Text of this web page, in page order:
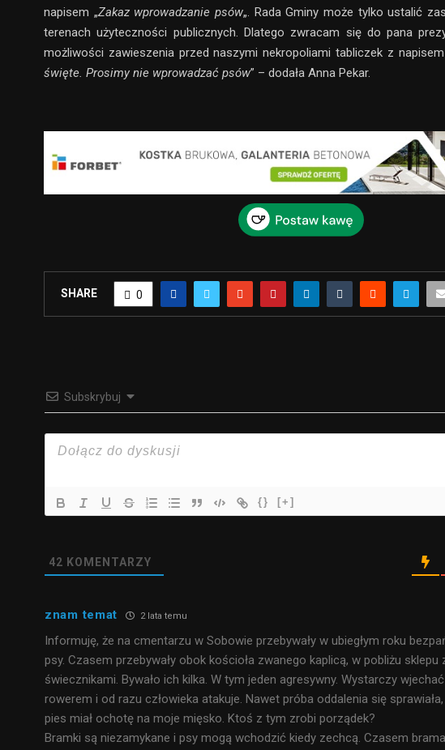
napisem „Zakaz wprowadzanie psów„. Rada Gminy może tylko ustalić
terenach użyteczności publicznych. Dlatego zwracam się do pana
możliwości zawieszenia przed naszymi nekropoliami tabliczek z napisem
święte. Prosimy nie wprowadzać psów” – dodała Anna Pekar.
SHARE 0
Subskrybuj
{} [+]
42 KOMENTARZY
znam temat 2 lata temu
Informuję, że na cmentarzu w Sobowie przebywały w ubiegłym roku
psy. Czasem przebywały obok kościoła zwanego kaplicą, w pobliżu sklepu
świecznikami. Bywało ich kilka. W tym jeden agresywny. Wystarczy wjechać
rowerem i od razu człowieka atakuje. Nawet próba oddalenia się
pies miał ochotę na moje mięsko. Ktoś z tym zrobi porządek?
Bramki są niezamykane i psy mogą wchodzić kiedy zechcą. Czasem brama